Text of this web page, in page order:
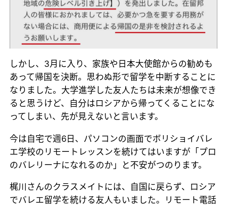
しかし、3月に入り、家族や日本大使館からの勧めも
あって帰国を決断。思わぬ形で留学を中断することに
なりました。大学進学した友人たちは未来が想像でき
ると思うけど、自分はロシアから帰ってくることにな
ってしまい、先が見えないと言います。
今は自宅で週6日、パソコンの画面でボリショイバレ
エ学校のリモートレッスンを続けてはいますが「プロ
のバレリーナになれるのか」と不安がつのります。
梶川さんのクラスメイトには、自国に戻らず、ロシア
でバレエ留学を続ける友人もいました。リモート電話